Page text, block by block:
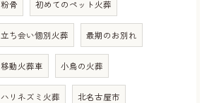
粉骨 初めてのペット火葬
立ち会い個別火葬 最期のお別れ
移動火葬車 小鳥の火葬
ハリネズミ火葬 北名古屋市